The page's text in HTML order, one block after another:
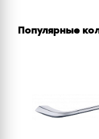
Популярные